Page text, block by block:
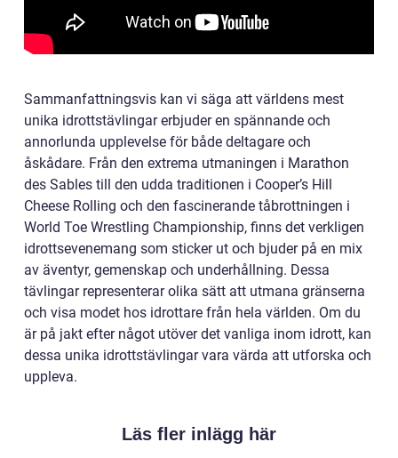
Sammanfattningsvis kan vi säga att världens mest
unika idrottstävlingar erbjuder en spännande och
annorlunda upplevelse för både deltagare och
åskådare. Från den extrema utmaningen i Marathon
des Sables till den udda traditionen i Cooper’s Hill
Cheese Rolling och den fascinerande tåbrottningen i
World Toe Wrestling Championship, finns det verkligen
idrottsevenemang som sticker ut och bjuder på en mix
av äventyr, gemenskap och underhållning. Dessa
tävlingar representerar olika sätt att utmana gränserna
och visa modet hos idrottare från hela världen. Om du
är på jakt efter något utöver det vanliga inom idrott, kan
dessa unika idrottstävlingar vara värda att utforska och
uppleva.
Läs fler inlägg här